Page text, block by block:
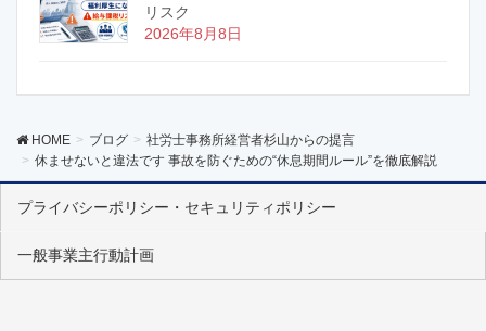
リスク
2026年8月8日
HOME ブログ
社労士事務所経営者杉山からの提言
休ませないと違法です 事故を防ぐための“休息期間ルール”を徹底解説
プライバシーポリシー・セキュリティポリシー
一般事業主行動計画